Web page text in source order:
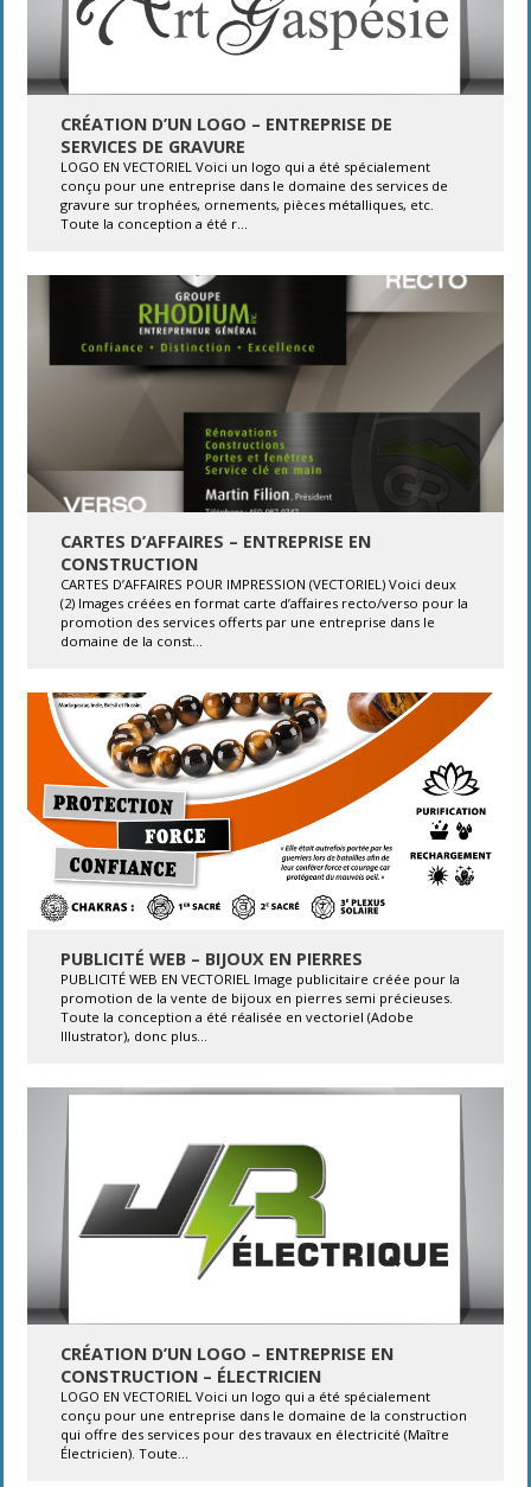
CRÉATION D’UN LOGO – ENTREPRISE DE
SERVICES DE GRAVURE
LOGO EN VECTORIEL Voici un logo qui a été spécialement
conçu pour une entreprise dans le domaine des services de
gravure sur trophées, ornements, pièces métalliques, etc.
Toute la conception a été r...
CARTES D’AFFAIRES – ENTREPRISE EN
CONSTRUCTION
CARTES D’AFFAIRES POUR IMPRESSION (VECTORIEL) Voici deux
(2) Images créées en format carte d’affaires recto/verso pour la
promotion des services offerts par une entreprise dans le
domaine de la const...
PUBLICITÉ WEB – BIJOUX EN PIERRES
PUBLICITÉ WEB EN VECTORIEL Image publicitaire créée pour la
promotion de la vente de bijoux en pierres semi précieuses.
Toute la conception a été réalisée en vectoriel (Adobe
Illustrator), donc plus...
CRÉATION D’UN LOGO – ENTREPRISE EN
CONSTRUCTION – ÉLECTRICIEN
LOGO EN VECTORIEL Voici un logo qui a été spécialement
conçu pour une entreprise dans le domaine de la construction
qui offre des services pour des travaux en électricité (Maître
Électricien). Toute...